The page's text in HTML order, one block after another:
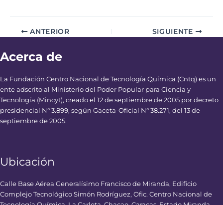
ANTERIOR SIGUIENTE
Acerca de
La Fundación Centro Nacional de Tecnología Química (Cntq) es un
ente adscrito al Ministerio del Poder Popular para Ciencia y
Tecnología (Mincyt), creado el 12 de septiembre de 2005 por decreto
presidencial N° 3.899, según Gaceta-Oficial N° 38.271, del 13 de
septiembre de 2005.
Ubicación
Calle Base Aérea Generalísimo Francisco de Miranda, Edificio
Complejo Tecnológico Simón Rodríguez, Ofic. Centro Nacional de